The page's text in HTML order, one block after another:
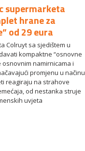
supermarketa
hrane za
od 29 eura
Colruyt sa sjedištem u
kompaktne “osnovne
namirnicama i
promjenu u načinu
reagiraju na strahove
od nestanka struje
uvjeta